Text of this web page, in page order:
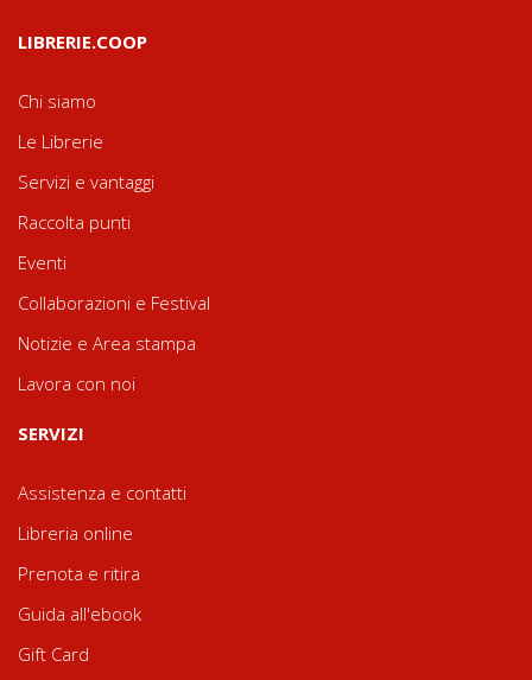
LIBRERIE.COOP
Chi siamo
Le Librerie
Servizi e vantaggi
Raccolta punti
Eventi
Collaborazioni e Festival
Notizie e Area stampa
Lavora con noi
SERVIZI
Assistenza e contatti
Libreria online
Prenota e ritira
Guida all'ebook
Gift Card